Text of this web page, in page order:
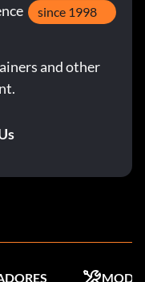
since 1998
and other
MODS